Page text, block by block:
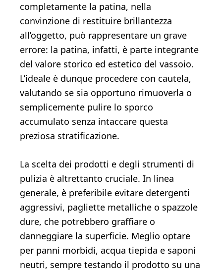
completamente la patina, nella
convinzione di restituire brillantezza
all’oggetto, può rappresentare un grave
errore: la patina, infatti, è parte integrante
del valore storico ed estetico del vassoio.
L’ideale è dunque procedere con cautela,
valutando se sia opportuno rimuoverla o
semplicemente pulire lo sporco
accumulato senza intaccare questa
preziosa stratificazione.
La scelta dei prodotti e degli strumenti di
pulizia è altrettanto cruciale. In linea
generale, è preferibile evitare detergenti
aggressivi, pagliette metalliche o spazzole
dure, che potrebbero graffiare o
danneggiare la superficie. Meglio optare
per panni morbidi, acqua tiepida e saponi
neutri, sempre testando il prodotto su una